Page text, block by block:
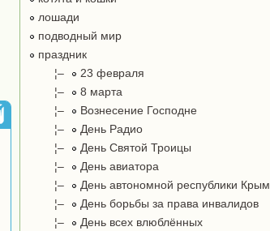
лошади
подводный мир
праздник
¦–
23 февраля
¦–
8 марта
¦–
Вознесение Господне
¦–
День Радио
¦–
День Святой Троицы
¦–
День авиатора
¦–
День автономной республики Крым
¦–
День борьбы за права инвалидов
¦–
День всех влюблённых